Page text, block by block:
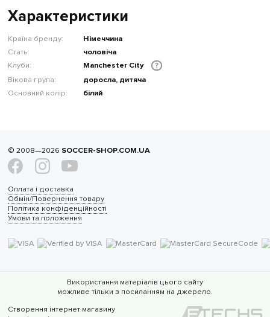
Характеристики
Країна бренду:
Німеччина
Стать:
чоловіча
Клуби:
Manchester City
?
Вікова група:
доросла, дитяча
Основний колір:
білий
© 2008—2026 SOCCER-SHOP.COM.UA
Оплата і доставка
Обмін/Повернення товару
Політика конфіденційності
Умови та положення
Використання матеріалів цього сайту
можливе тільки з посиланням на джерело.
Створення інтернет магазину